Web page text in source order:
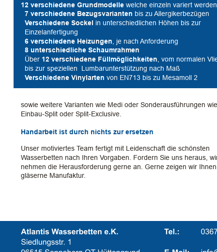
12 verschiedene Grundmodelle welche einzeln variert
7 verschiedene Bezugsvarianten bis zu Allergikerbezügen
Verschiedene Sockel in unterschiedlichen Höhen bis zur
  Einzelanfertigung
6 verschiedene Heizungen , je nach Anforderung
8 unterschiedliche Schaumrahmen
  Über
12 verschiedene Füllmöglichkeiten , vom normalen
  bis zur speziellen  Lumbarunterstützung nach Maß
Verschiedene Vinylarten von EN713 bis zu Mesamoll 2
sowie weitere Varianten wie Medi oder Sonderausführungen
Einbau-Split oder Split-Exclusive.
Handarbeit ist durch nichts zur ersetzen
Unser motiviertes Team fertigt mit Leidenschaft die schönsten
Wasserbetten nach Ihren Vorgaben. Fordern Sie uns heraus,
nehmen die Herausforderung gerne an. Gerne zeigen wir
gläserne Manufaktur.